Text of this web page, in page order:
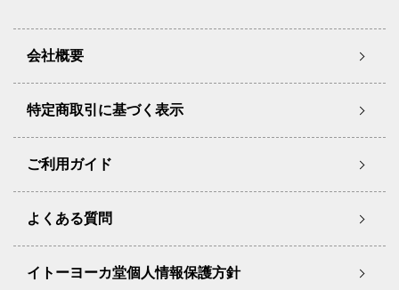
会社概要
特定商取引に基づく表示
ご利用ガイド
よくある質問
イトーヨーカ堂個人情報保護方針